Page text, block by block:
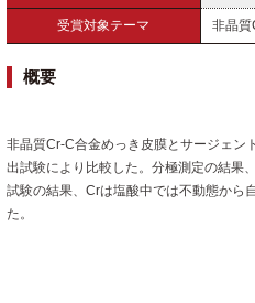
受賞対象テーマ 非晶質
概要
非晶質Cr-C合金めっき皮膜とサージェン
出試験により比較した。分極測定の結果
試験の結果、Crは塩酸中では不動態から
た。